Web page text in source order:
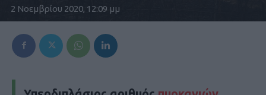
2 Νοεμβρίου 2020, 12:09 μμ